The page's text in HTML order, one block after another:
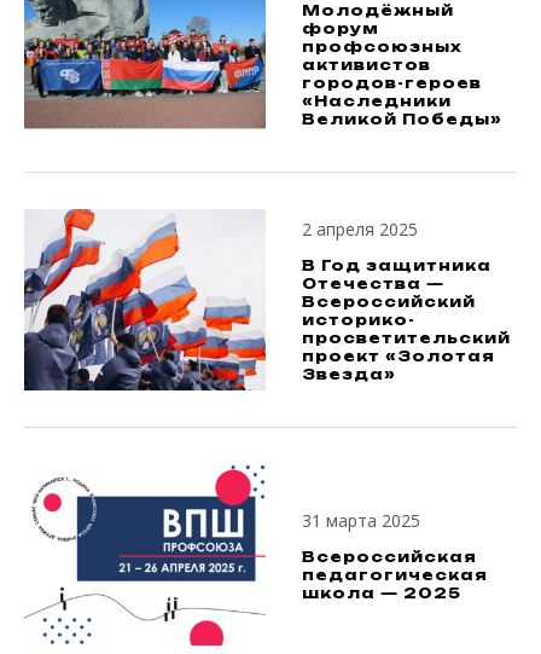
Молодёжный
форум
профсоюзных
активистов
городов-героев
«Наследники
Великой Победы»
2 апреля 2025
В Год защитника
Отечества —
Всероссийский
историко-
просветительский
проект «Золотая
Звезда»
31 марта 2025
Всероссийская
педагогическая
школа — 2025